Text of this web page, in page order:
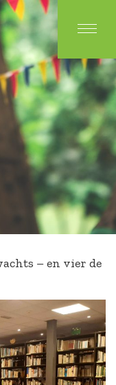
– en vier de